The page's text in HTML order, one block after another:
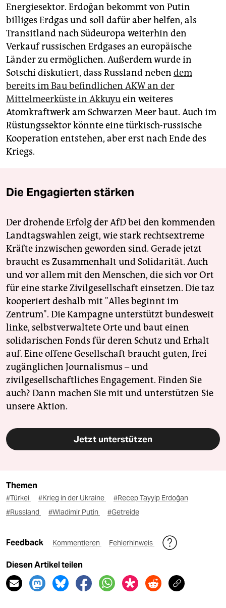
Energiesektor. Erdoğan bekommt von Putin
billiges Erdgas und soll dafür aber helfen, als
Transitland nach Südeuropa weiterhin den
Verkauf russischen Erdgases an europäische
Länder zu ermöglichen. Außerdem wurde in
Sotschi diskutiert, dass Russland neben dem
bereits im Bau befindlichen AKW an der
Mittelmeerküste in Akkuyuein weiteres
Atomkraftwerk am Schwarzen Meer baut. Auch im
Rüstungssektor könnte eine türkisch-russische
Kooperation entstehen, aber erst nach Ende des
Kriegs.
Die Engagierten stärken
Der drohende Erfolg der AfD bei den kommenden
Landtagswahlen zeigt, wie stark rechtsextreme
Kräfte inzwischen geworden sind. Gerade jetzt
braucht es Zusammenhalt und Solidarität. Auch
und vor allem mit den Menschen, die sich vor Ort
für eine starke Zivilgesellschaft einsetzen. Die taz
kooperiert deshalb mit "Alles beginnt im
Zentrum". Die Kampagne unterstützt bundesweit
linke, selbstverwaltete Orte und baut einen
solidarischen Fonds für deren Schutz und Erhalt
auf. Eine offene Gesellschaft braucht guten, frei
zugänglichen Journalismus – und
zivilgesellschaftliches Engagement. Finden Sie
auch? Dann machen Sie mit und unterstützen Sie
unsere Aktion.
Jetzt unterstützen
Themen
#Türkei #Krieg in der Ukraine
#Recep Tayyip Erdoğan
#Russland
#Wladimir Putin #Getreide
Feedback Kommentieren Fehlerhinweis
Diesen Artikel teilen